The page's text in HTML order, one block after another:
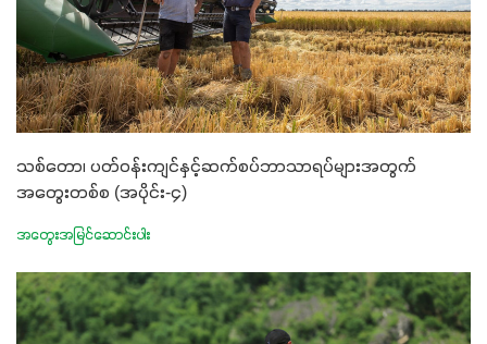
သစ်တော၊ ပတ်ဝန်းကျင်နှင့်ဆက်စပ်ဘာသာရပ်များအတွက်
အတွေးတစ်စ (အပိုင်း-၄)
အတွေးအမြင်ဆောင်းပါး